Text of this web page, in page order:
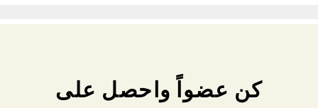
كن عضواً واحصل على